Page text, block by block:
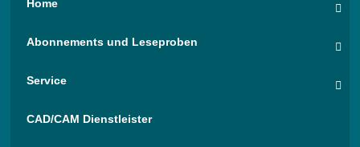
Home
Abonnements und Leseproben
Service
CAD/CAM Dienstleister